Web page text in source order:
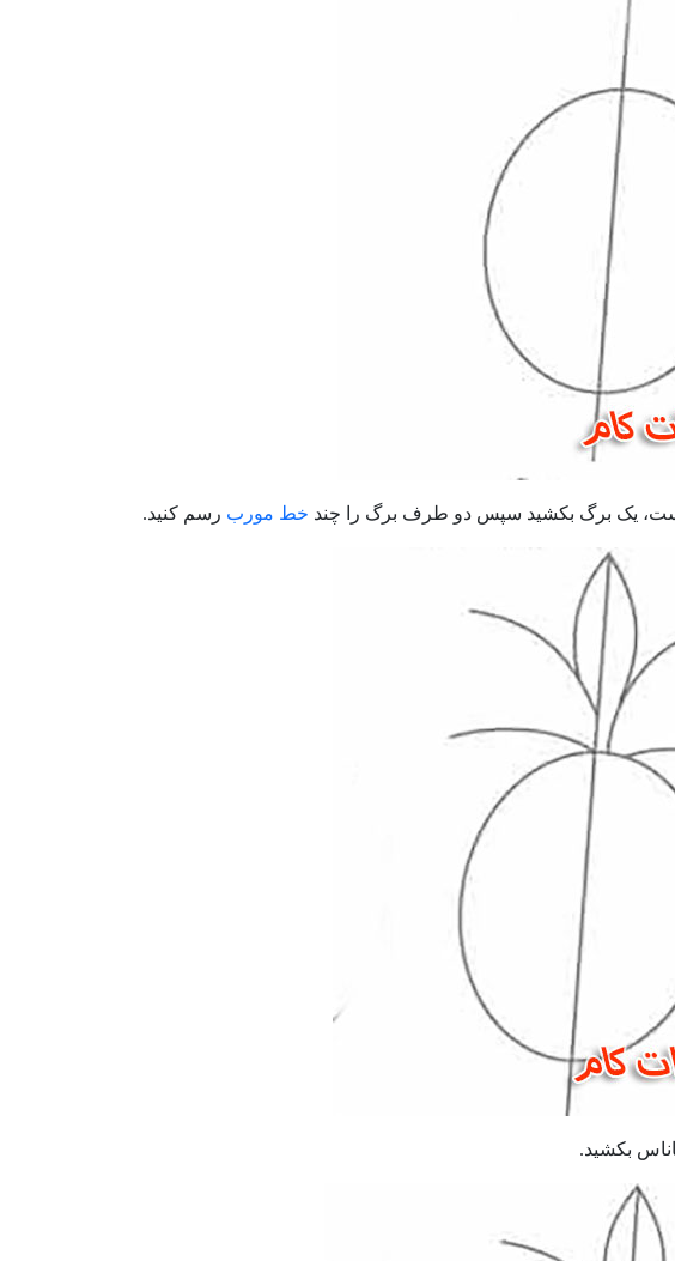
یک برگ بکشید سپس دو طرف برگ را چند خط مورب رسم کنید.
بکشید.